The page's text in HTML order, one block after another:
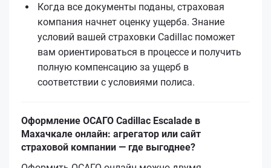
Когда все документы поданы, страховая
компания начнет оценку ущерба. Знание
условий вашей страховки Cadillac поможет
вам ориентироваться в процессе и получить
полную компенсацию за ущерб в
соответствии с условиями полиса.
Оформление ОСАГО Cadillac Escalade в
Махачкале онлайн: агрегатор или сайт
страховой компании — где выгоднее?